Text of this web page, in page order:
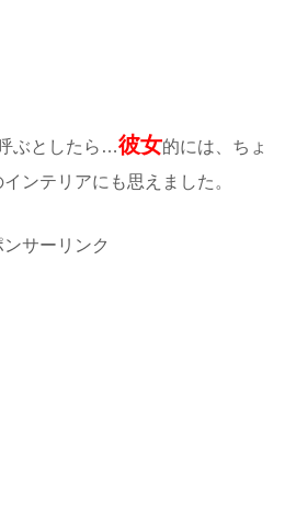
ぶとしたら…彼女的には、ちょ
ンテリアにも思えました。
ンサーリンク